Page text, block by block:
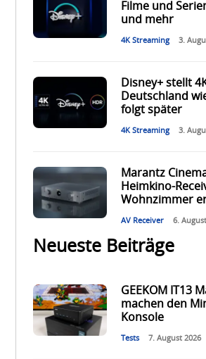
Filme und
und mehr
4K Streaming 3.
Disney+ stellt
Deutschland
folgt später
4K Streaming 3.
Marantz
Heimkino-
Wohnzimmer
AV Receiver 6.
Neueste Beiträge
GEEKOM IT13
machen den
Konsole
Tests 7. August 2026